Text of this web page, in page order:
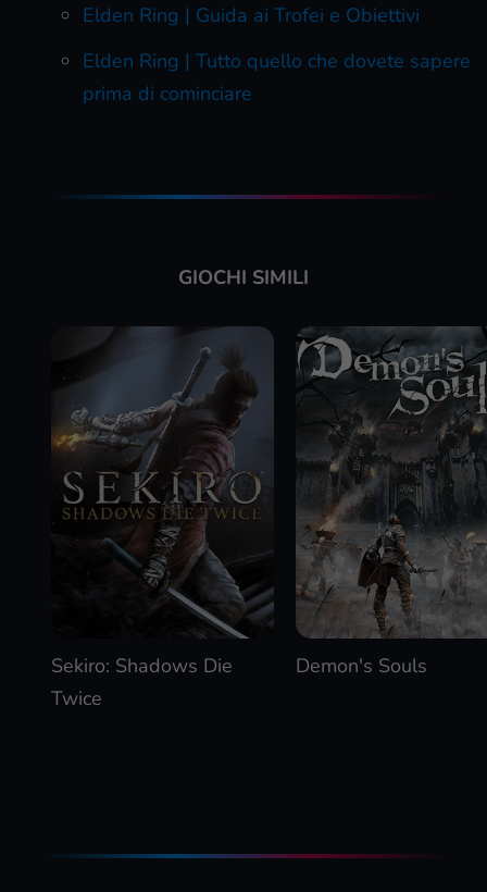
Elden Ring | Guida ai Trofei e Obiettivi
Elden Ring | Tutto quello che dovete sapere
prima di cominciare
GIOCHI SIMILI
Sekiro: Shadows Die
Twice
Demon's Souls